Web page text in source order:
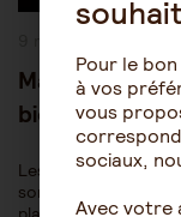
publiée :
Maladie
bien reposé
Les recherches
sommeil et risque
Pour le
à vos
vous
sociaux,
Avec votre